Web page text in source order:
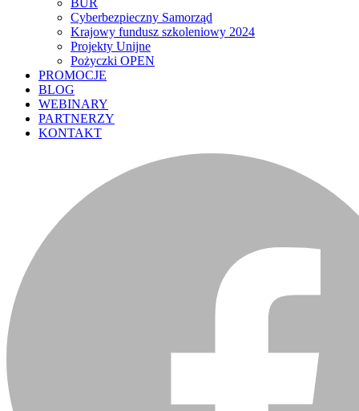
Cyberbezpieczny Samorząd
Krajowy fundusz szkoleniowy 2024
Projekty Unijne
Pożyczki OPEN
PROMOCJE
BLOG
WEBINARY
PARTNERZY
KONTAKT